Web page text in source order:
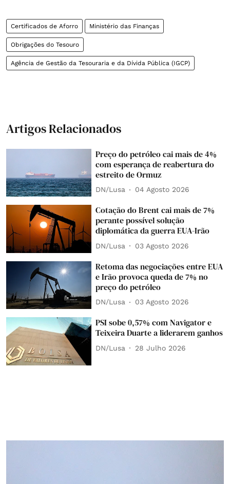
Certificados de Aforro Ministério das Finanças
Obrigações do Tesouro
Agência de Gestão da Tesouraria e da Dívida Pública (IGCP)
Artigos Relacionados
Preço do petróleo cai mais de 4%
com esperança de reabertura do
estreito de Ormuz
DN/Lusa 04 Agosto 2026
Cotação do Brent cai mais de 7%
perante possível solução
diplomática da guerra EUA-Irão
DN/Lusa 03 Agosto 2026
Retoma das negociações entre EUA
e Irão provoca queda de 7% no
preço do petróleo
DN/Lusa 03 Agosto 2026
PSI sobe 0,57% com Navigator e
Teixeira Duarte a liderarem ganhos
DN/Lusa 28 Julho 2026